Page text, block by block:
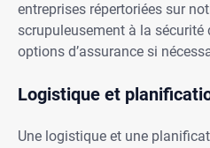
entreprises répertoriées sur
scrupuleusement à la sécurité
options d’assurance si
Logistique et
Une logistique et une